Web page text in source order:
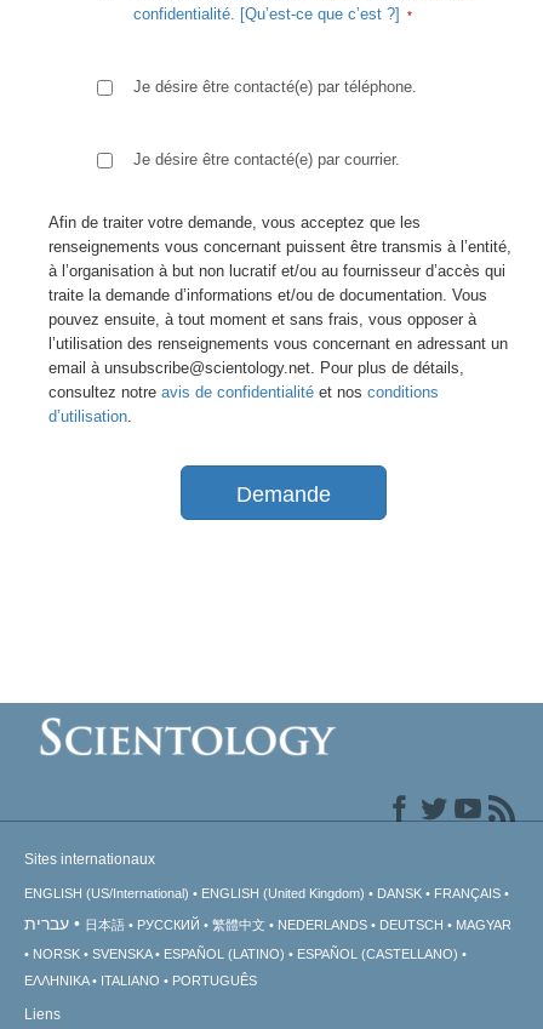
confidentialité. [Qu’est-ce que c’est ?]
Je désire être contacté(e) par téléphone.
Je désire être contacté(e) par courrier.
Afin de traiter votre demande, vous acceptez que les
renseignements vous concernant puissent être transmis à l’entité,
à l’organisation à but non lucratif et/ou au fournisseur d’accès qui
traite la demande d’informations et/ou de documentation. Vous
pouvez ensuite, à tout moment et sans frais, vous opposer à
l’utilisation des renseignements vous concernant en adressant un
email à unsubscribe@scientology.net. Pour plus de détails,
consultez notre avis de confidentialité et nos conditions
d’utilisation.
Demande
Sites internationaux
ENGLISH (US/International) ENGLISH (United Kingdom) DANSK FRANÇAIS
עברית 日本語 РУССКИЙ 繁體中文 NEDERLANDS DEUTSCH
MAGYAR
NORSK
SVENSKA ESPAÑOL (LATINO)
ESPAÑOL (CASTELLANO)
ΕΛΛΗΝΙΚA
ITALIANO PORTUGUÊS
Liens